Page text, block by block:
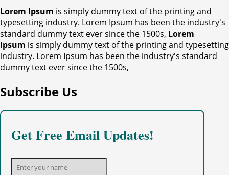
Lorem Ipsum is simply dummy text of the printing and
typesetting industry. Lorem Ipsum has been the industry's
standard dummy text ever since the 1500s, Lorem
Ipsum is simply dummy text of the printing and typesetting
industry. Lorem Ipsum has been the industry's standard
dummy text ever since the 1500s,
Subscribe Us
Get Free Email Updates!